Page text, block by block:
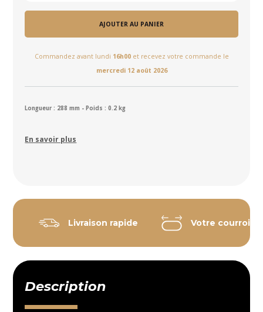
AJOUTER AU PANIER
Commandez avant lundi 16h00et recevez votre commande le
mercredi 12 août 2026
Longueur : 288 mm - Poids : 0.2 kg
En savoir plus
Livraison rapide Votre courroie
Description